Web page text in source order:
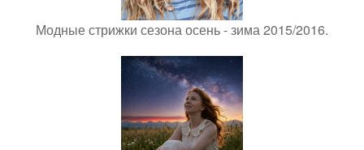
Модные стрижки сезона осень - зима 2015/2016.